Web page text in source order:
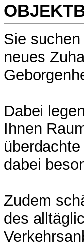
Sie
neues
Dabei
Ihnen
dabei
Zudem
des